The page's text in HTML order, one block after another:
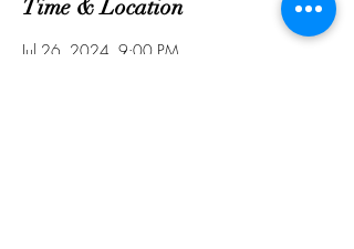
Time & Location
Jul 26, 2024, 9:00 PM